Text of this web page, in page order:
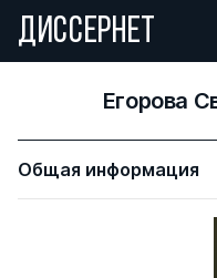
ДИССЕРНЕТ
Егорова
Общая информация